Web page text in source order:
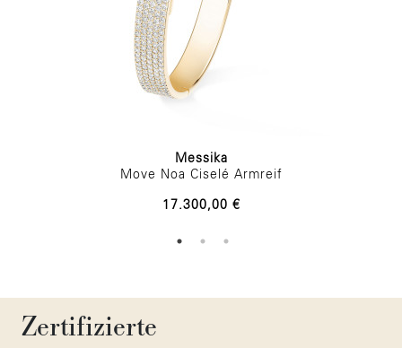
Messika
Move Noa Ciselé Armreif
17.300,00 €
Zertifizierte